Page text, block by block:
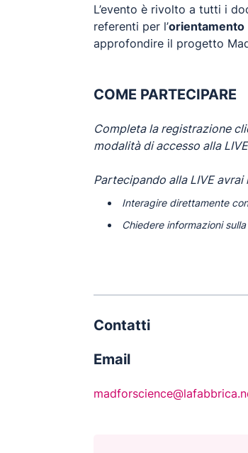
L’evento è rivolto a tutti i
referenti per l’orientamento
approfondire il progetto
COME PARTECIPARE
Completa la registrazione
modalità di accesso alla
Partecipando alla LIVE
Interagire direttamente
Chiedere informazioni
Contatti
Email